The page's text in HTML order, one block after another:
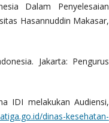
Dalam Penyelesaian
Hasannuddin Makasar,
Jakarta: Pengurus
IDI melakukan Audiensi,
dinas-kesehatan-